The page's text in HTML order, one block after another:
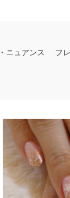
ニュアンス フ